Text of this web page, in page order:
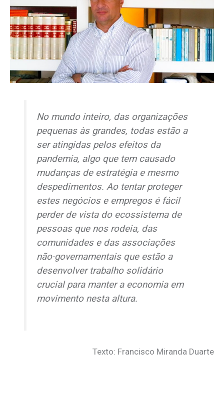
No mundo inteiro, das organizações
pequenas às grandes, todas estão a
ser atingidas pelos efeitos da
pandemia, algo que tem causado
mudanças de estratégia e mesmo
despedimentos. Ao tentar proteger
estes negócios e empregos é fácil
perder de vista do ecossistema de
pessoas que nos rodeia, das
comunidades e das associações
não-governamentais que estão a
desenvolver trabalho solidário
crucial para manter a economia em
movimento nesta altura.
Texto: Francisco Miranda Duarte